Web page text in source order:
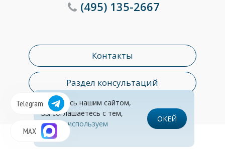
Telegram
MAX
© Все права защищены
Контакты
Раздел консультаций
(495)135-2667
Обработка персональных данных
Пользуясь нашим сайтом,
вы соглашаетесь с тем,
чтомы используем
cookies
ОКЕЙ